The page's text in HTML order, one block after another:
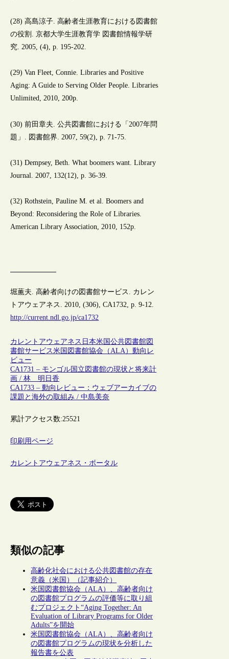
(28) 高島涼子. 高齢者生涯教育における図書館
の役割. 京都大学生涯教育学 図書館情報学研
究. 2005, (4), p. 195-202.
(29) Van Fleet, Connie. Libraries and Positive
Aging: A Guide to Serving Older People. Libraries
Unlimited, 2010, 200p.
(30) 前田章夫. 公共図書館における「2007年問
題」. 図書館界. 2007, 59(2), p. 71-75.
(31) Dempsey, Beth. What boomers want. Library
Journal. 2007, 132(12), p. 36-39.
(32) Rothstein, Pauline M. et al. Boomers and
Beyond: Reconsidering the Role of Libraries.
American Library Association, 2010, 152p.
堀薫夫. 高齢者向けの図書館サービス. カレン
トアウェアネス. 2010, (306), CA1732, p. 9-12.
http://current.ndl.go.jp/ca1732
カレントアウェアネス 日本米国公共図書館図
書館サービス米国図書館協会（ALA）動向レ
ビュー
CA1731 – モンゴル国立図書館の現状と将来計
画 / 林 明日香
CA1733 – 動向レビュー：ウェブアーカイブの
課題と海外の取組み / 中島美奈
累計アクセス数:25521
印刷用ページ
カレントアウェアネス・ポータル
類似の記事
高齢化社会における公共図書館の存在
意義（米国）（記事紹介）
米国図書館協会（ALA）、高齢者向け
の図書館プログラムの評価等に取り組
むプロジェクト“Aging Together: An
Evaluation of Library Programs for Older
Adults”を開始
米国図書館協会（ALA）、高齢者向け
の図書館プログラムの現状を分析した
報告書を公表